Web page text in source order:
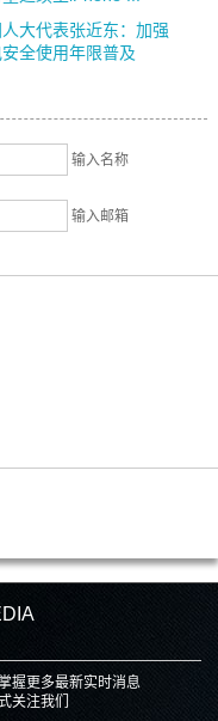
大代表张近东：加强
全使用年限普及
输入名称
输入邮箱
握更多最新实时消息
关注我们